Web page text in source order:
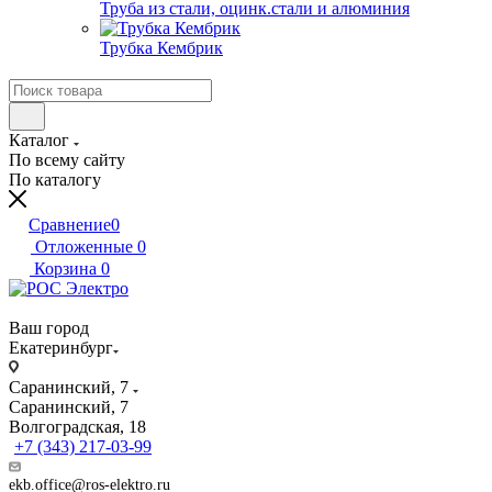
Труба из стали, оцинк.стали и алюминия
Трубка Кембрик
Каталог
По всему сайту
По каталогу
Сравнение0
Отложенные 0
Корзина 0
Ваш город
Екатеринбург
Саранинский, 7
Саранинский, 7
Волгоградская, 18
+7 (343) 217-03-99
ekb.office@ros-elektro.ru